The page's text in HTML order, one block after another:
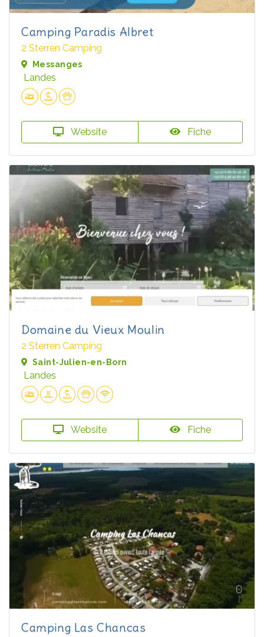
Camping Paradis Albret
2 Sterren Camping
Messanges
Landes
Website Fiche
Domaine du Vieux Moulin
2 Sterren Camping
Saint-Julien-en-Born
Landes
Website Fiche
Camping Las Chancas